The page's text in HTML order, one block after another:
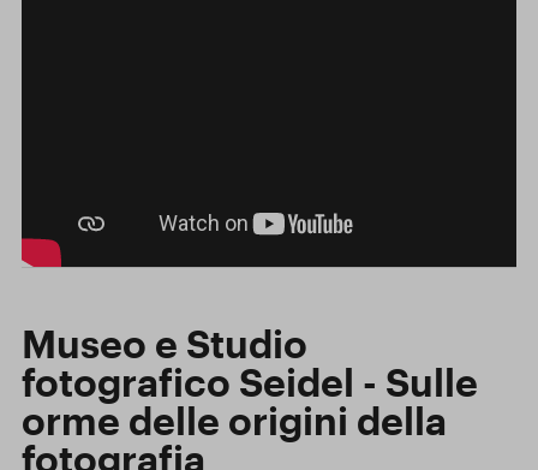
Museo e Studio
fotografico Seidel - Sulle
orme delle origini della
fotografia